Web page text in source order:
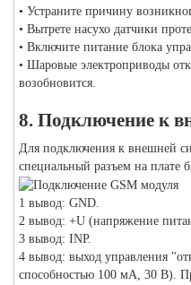
• Устраните причину
• Вытрете насухо датчики
• Включите питание блока
• Шаровые электроприводы
возобновится.
8. Подключение к
Для подключения к внешней
специальный разъем на плате
1 вывод: GND.
2 вывод: +U (напряжение
3 вывод: INP.
4 вывод: выход управления
способностью 100 мА, 30 В).